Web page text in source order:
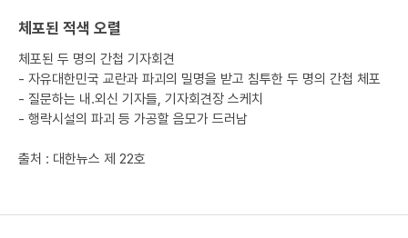
체포된 적색 오렬
체포된 두 명의 간첩 기자회견
- 자유대한민국 교란과 파괴의 밀명을 받고 침투한 두 명의 간첩 체포
- 질문하는 내.외신 기자들, 기자회견장 스케치
- 행락시설의 파괴 등 가공할 음모가 드러남
출처 : 대한뉴스 제 22호